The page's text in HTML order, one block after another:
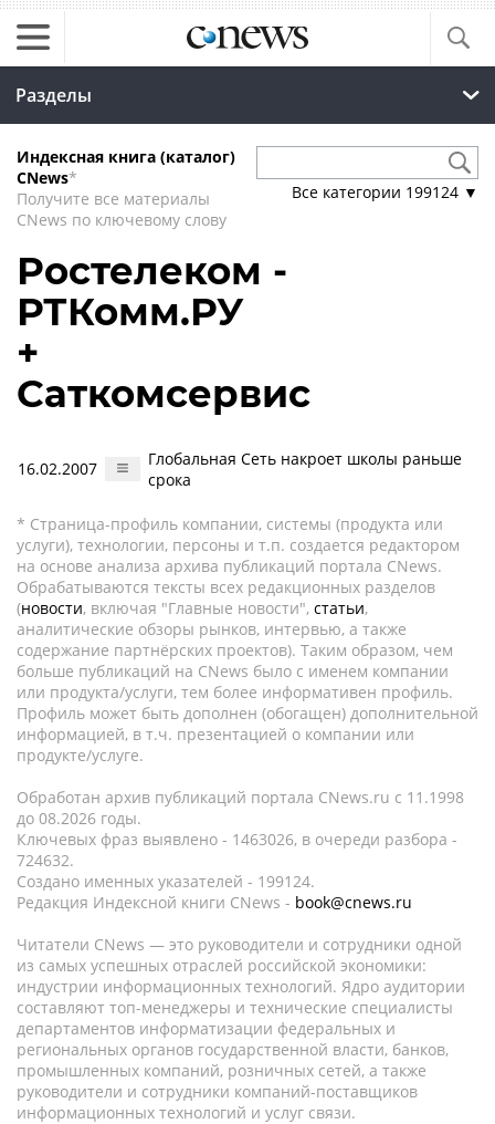
Разделы
Индексная книга (каталог)
CNews*
Получите все материалы
CNews по ключевому слову
Все категории 199124 ▼
Ростелеком -
РТКомм.РУ
+
Саткомсервис
16.02.2007
Глобальная Сеть накроет школы раньше
срока
* Страница-профиль компании, системы (продукта или
услуги), технологии, персоны и т.п. создается редактором
на основе анализа архива публикаций портала CNews.
Обрабатываются тексты всех редакционных разделов
(новости, включая "Главные новости", статьи,
аналитические обзоры рынков, интервью, а также
содержание партнёрских проектов). Таким образом, чем
больше публикаций на CNews было с именем компании
или продукта/услуги, тем более информативен профиль.
Профиль может быть дополнен (обогащен) дополнительной
информацией, в т.ч. презентацией о компании или
продукте/услуге.
Обработан архив публикаций портала CNews.ru c 11.1998
до 08.2026 годы.
Ключевых фраз выявлено - 1463026, в очереди разбора -
724632.
Создано именных указателей - 199124.
Редакция Индексной книги CNews - book@cnews.ru
Читатели CNews — это руководители и сотрудники одной
из самых успешных отраслей российской экономики:
индустрии информационных технологий. Ядро аудитории
составляют топ-менеджеры и технические специалисты
департаментов информатизации федеральных и
региональных органов государственной власти, банков,
промышленных компаний, розничных сетей, а также
руководители и сотрудники компаний-поставщиков
информационных технологий и услуг связи.